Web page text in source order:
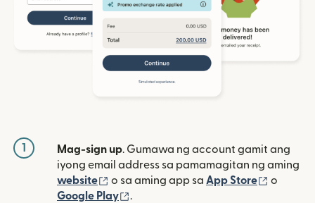
1 Mag-sign up. Gumawa ng account gamit ang
iyong email address sa pamamagitan ng aming
website
(bubukas sa bagong window)
o sa aming app sa App Store
o
Google Play
.